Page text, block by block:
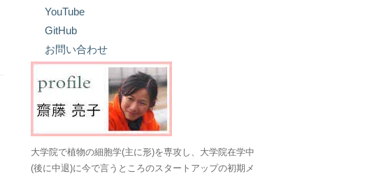
YouTube
GitHub
お問い合わせ
大学院で植物の細胞学(主に形)を専攻し、大学院在学中
(後に中退)に今で言うところのスタートアップの初期メ